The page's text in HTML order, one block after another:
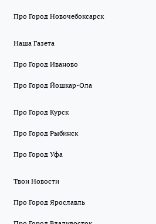
Про Город Новочебоксарск
Наша Газета
Про Город Иваново
Про Город Йошкар-Ола
Про Город Курск
Про Город Рыбинск
Про Город Уфа
Твои Новости
Про Город Ярославль